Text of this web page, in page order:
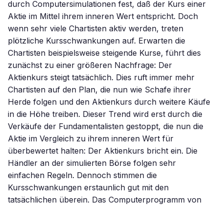
durch Computersimulationen fest, daß der Kurs einer
Aktie im Mittel ihrem inneren Wert entspricht. Doch
wenn sehr viele Chartisten aktiv werden, treten
plötzliche Kursschwankungen auf. Erwarten die
Chartisten beispielsweise steigende Kurse, führt dies
zunächst zu einer größeren Nachfrage: Der
Aktienkurs steigt tatsächlich. Dies ruft immer mehr
Chartisten auf den Plan, die nun wie Schafe ihrer
Herde folgen und den Aktienkurs durch weitere Käufe
in die Höhe treiben. Dieser Trend wird erst durch die
Verkäufe der Fundamentalisten gestoppt, die nun die
Aktie im Vergleich zu ihrem inneren Wert für
überbewertet halten: Der Aktienkurs bricht ein. Die
Händler an der simulierten Börse folgen sehr
einfachen Regeln. Dennoch stimmen die
Kursschwankungen erstaunlich gut mit den
tatsächlichen überein. Das Computerprogramm von